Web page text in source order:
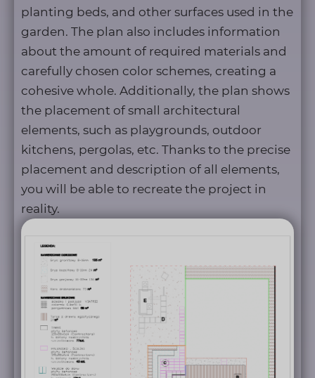
planting beds, and other surfaces used in the
garden. The plan also includes information
about the amount of required materials and
carefully chosen color schemes, creating a
cohesive whole. Additionally, the plan shows
the placement of small architectural
elements, such as playgrounds, outdoor
kitchens, pergolas, etc. Thanks to the precise
placement and description of all elements,
you will be able to recreate the project in
reality.